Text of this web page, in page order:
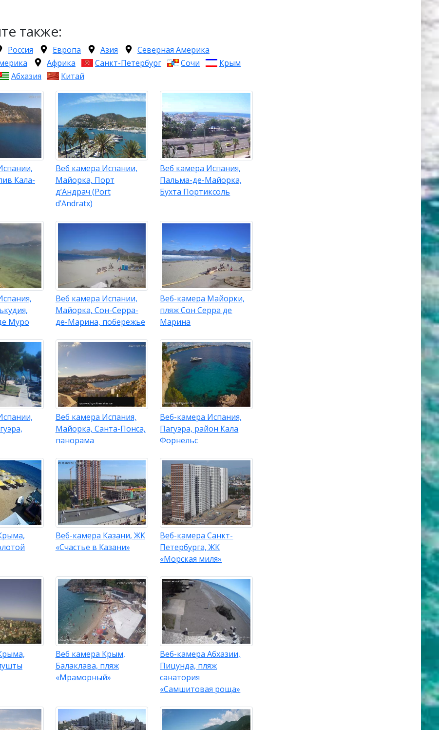
также:
Россия Европа Азия
Северная Америка
Африка Санкт-Петербург Сочи
Крым
Абхазия Китай
Кала-
Веб камера Испании,
Майорка, Порт
д’Андрач (Port
d’Andratx)
Веб камера Испания,
Пальма-де-Майорка,
Бухта Портиксоль
Муро
Веб камера Испании,
Майорка, Сон-Серра-
де-Марина, побережье
Веб-камера Майорки,
пляж Сон Серра де
Марина
Веб камера Испания,
Майорка, Санта-Понса,
панорама
Веб-камера Испания,
Пагуэра, район Кала
Форнельс
Веб-камера Казани, ЖК
«Счастье в Казани»
Веб-камера Санкт-
Петербурга, ЖК
«Морская миля»
Веб камера Крым,
Балаклава, пляж
«Мраморный»
Веб-камера Абхазии,
Пицунда, пляж
санатория
«Самшитовая роща»